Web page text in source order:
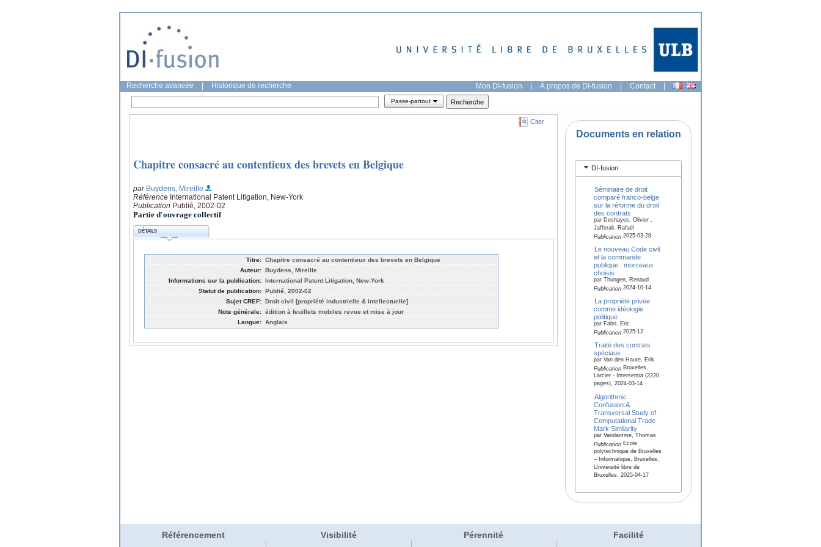
Recherche avancée Historique de recherche Mon DI-fusion | À propos de DI-fusion | Contact |
Passe-partout
Citer
Chapitre consacré au contentieux des brevets en Belgique
par Buydens, Mireille
Référence International Patent Litigation, New-York
Publication Publié, 2002-02
Partie d'ouvrage collectif
DÉTAILS
Titre: Chapitre consacré au contentieux des brevets en Belgique
Auteur: Buydens, Mireille
Informations sur la publication: International Patent Litigation, New-York
Statut de publication: Publié, 2002-02
Sujet CREF: Droit civil [propriété industrielle & intellectuelle]
Note générale: édition à feuillets mobiles revue et mise à jour
Langue: Anglais
Documents en relation
DI-fusion
Séminaire de droit
comparé franco-belge
sur la réforme du droit
des contrats
par Deshayes, Olivier ,
Jafferali, Rafaël
Publication2025-03-28
Le nouveau Code civil
et la commande
publique : morceaux
choisis
par Thungen, Renaud
Publication2024-10-14
La propriété privée
comme idéologie
politique
par Fabri, Eric
Publication2025-12
Traité des contrats
spéciaux
par Van den Haute, Erik
PublicationBruxelles,
Larcier - Intersentia (2220
pages), 2024-03-14
Algorithmic
Confusion:A
Transversal Study of
Computational Trade
Mark Similarity
par Vandamme, Thomas
PublicationEcole
polytechnique de Bruxelles
– Informatique, Bruxelles,
Université libre de
Bruxelles, 2025-04-17
Référencement Visibilité Pérennité Facilité